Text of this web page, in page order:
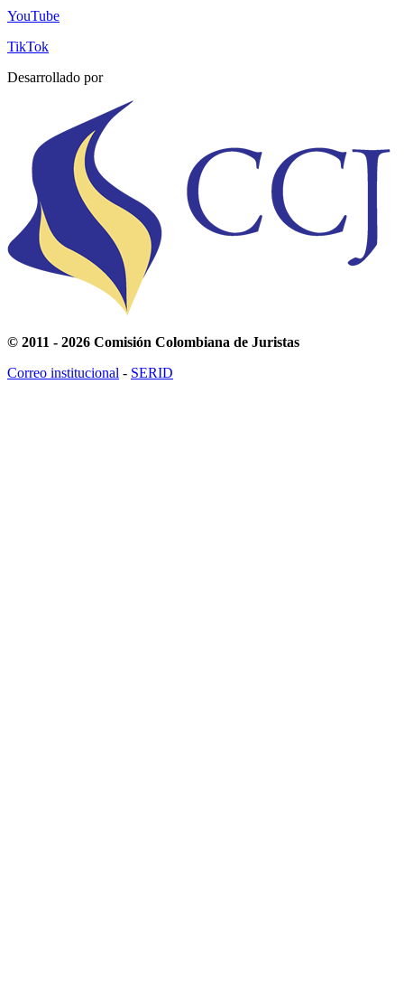
YouTube
TikTok
Desarrollado por
© 2011 - 2026 Comisión Colombiana de Juristas
Correo institucional - SERID